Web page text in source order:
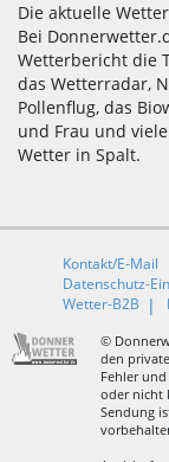
Die aktuelle
Bei
Wetterbericht die
das Wetterradar,
Pollenflug, das
und Frau und
Wetter in Spalt.
Kontakt/E-Mail
Datenschutz-
Wetter-B2B
©
den
Fehler
oder nicht
Sendung